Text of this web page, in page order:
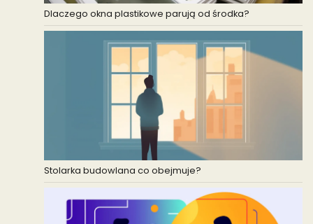
Dlaczego okna plastikowe parują od środka?
Stolarka budowlana co obejmuje?